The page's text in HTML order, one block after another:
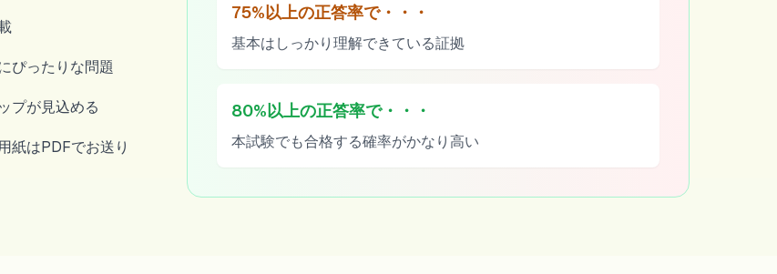
ぴったりな問題
プが見込める
紙はPDFでお送り
75%以上の正答率で・・・
基本はしっかり理解できている証拠
80%以上の正答率で・・・
本試験でも合格する確率がかなり高い